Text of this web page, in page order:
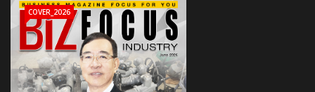
COVER_2026